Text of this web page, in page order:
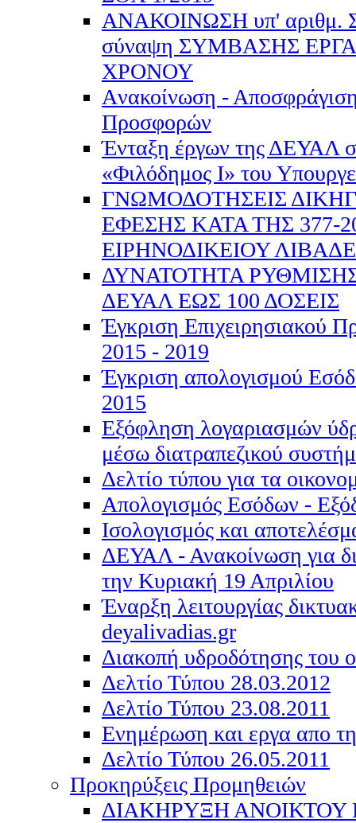
ΑΝΑΚΟΙΝΩΣΗ υπ' αριθμ.
σύναψη ΣΥΜΒΑΣΗΣ
ΧΡΟΝΟΥ
Aνακοίνωση -
Προσφορών
Ένταξη έργων της ΔΕΥΑΛ
«Φιλόδημος Ι» του
ΓΝΩΜΟΔΟΤΗΣΕΙΣ
ΕΦΕΣΗΣ ΚΑΤΑ ΤΗΣ 377-
ΕΙΡΗΝΟΔΙΚΕΙΟΥ
ΔΥΝΑΤΟΤΗΤΑ
ΔΕΥΑΛ ΕΩΣ 100 ΔΟΣΕΙΣ
Έγκριση Επιχειρησιακού
2015 - 2019
Έγκριση απολογισμού
2015
Εξόφληση λογαριασμών
μέσω διατραπεζικού
Δελτίο τύπου για τα
Απολογισμός Εσόδων -
Ισολογισμός και
ΔΕΥΑΛ - Ανακοίνωση για
την Κυριακή 19 Απριλίου
Έναρξη λειτουργίας
deyalivadias.gr
Διακοπή υδροδότησης του
Δελτίο Τύπου 28.03.2012
Δελτίο Τύπου 23.08.2011
Ενημέρωση και εργα απο
Δελτίο Τύπου 26.05.2011
Προκηρύξεις Προμηθειών
ΔΙΑΚΗΡΥΞΗ